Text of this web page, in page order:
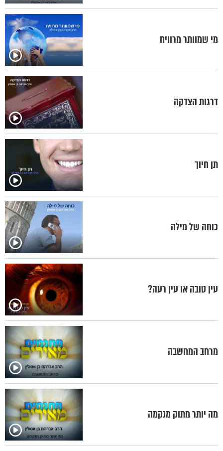
מי שמוותר מרוויח
דרגות הצדקה
תן חיוך
כוחה של מילה
עין טובה או עין רעה?
מרחב המחשבה
מה יותר מתוק מנקמה